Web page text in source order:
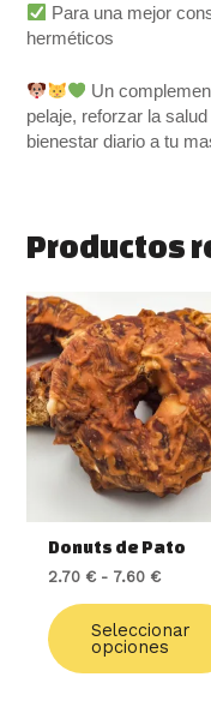
Para una mejor
herméticos
Un
pelaje, reforzar la
bienestar diario a tu
Productos
Donuts de Pato
2.70 € - 7.60 €
de
desde
2.70 €
hasta
7.60 €
Seleccionar
opciones